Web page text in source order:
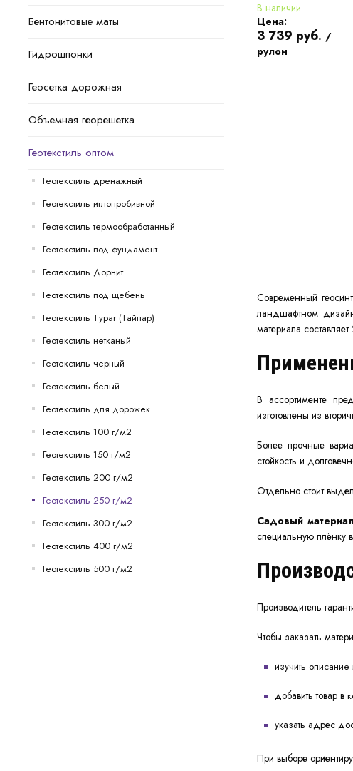
Бентонитовые маты
Гидрошпонки
Геосетка дорожная
Объемная георешетка
Геотекстиль оптом
Геотекстиль дренажный
Геотекстиль иглопробивной
Геотекстиль термообработанный
Геотекстиль под фундамент
Геотекстиль Дорнит
Геотекстиль под щебень
Геотекстиль Typar (Тайпар)
Геотекстиль нетканый
Геотекстиль черный
Геотекстиль белый
Геотекстиль для дорожек
Геотекстиль 100 г/м2
Геотекстиль 150 г/м2
Геотекстиль 200 г/м2
Геотекстиль 250 г/м2
Геотекстиль 300 г/м2
Геотекстиль 400 г/м2
Геотекстиль 500 г/м2
В наличии
Цена:
3 739 руб. /
рулон
Современный
ландшафтном
материала
В ассортименте
изготовлены из
Более прочные
стойкость и
Отдельно стоит
Садовый
специальную плёнку
Производитель
Чтобы заказать
изучить описание
добавить товар в
указать адрес
При выборе